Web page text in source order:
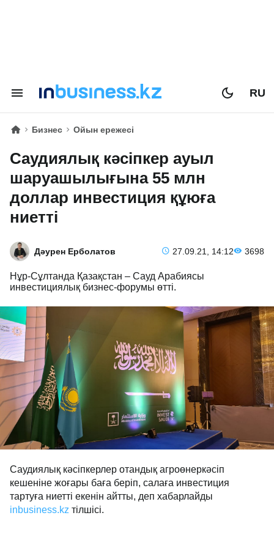
RU
Бизнес Ойын ережесі
Саудиялық кәсіпкер ауыл
шаруашылығына 55 млн
доллар инвестиция құюға
ниетті
Дәурен Ерболатов 27.09.21, 14:12 3698
Нұр-Сұлтанда Қазақстан – Сауд Арабиясы
инвестициялық бизнес-форумы өтті.
Саудиялық кәсіпкерлер отандық агроөнеркәсіп
кешеніне жоғары баға беріп, салаға инвестиция
тартуға ниетті екенін айтты, деп хабарлайды
inbusiness.kz тілшісі.